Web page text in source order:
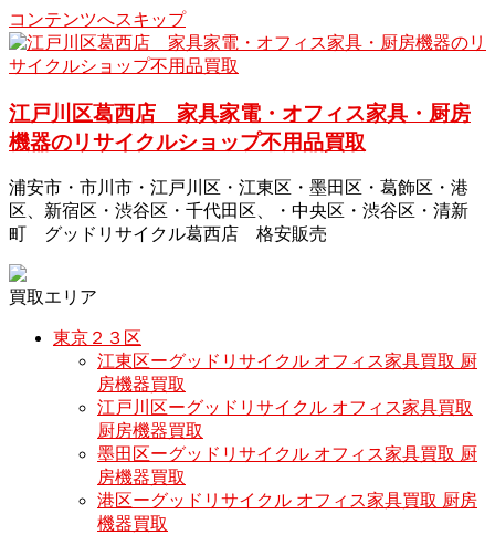
コンテンツへスキップ
江戸川区葛西店 家具家電・オフィス家具・厨房
機器のリサイクルショップ不用品買取
浦安市・市川市・江戸川区・江東区・墨田区・葛飾区・港
区、新宿区・渋谷区・千代田区、・中央区・渋谷区・清新
町 グッドリサイクル葛西店 格安販売
買取エリア
東京２３区
江東区ーグッドリサイクル オフィス家具買取 厨
房機器買取
江戸川区ーグッドリサイクル オフィス家具買取
厨房機器買取
墨田区ーグッドリサイクル オフィス家具買取 厨
房機器買取
港区ーグッドリサイクル オフィス家具買取 厨房
機器買取